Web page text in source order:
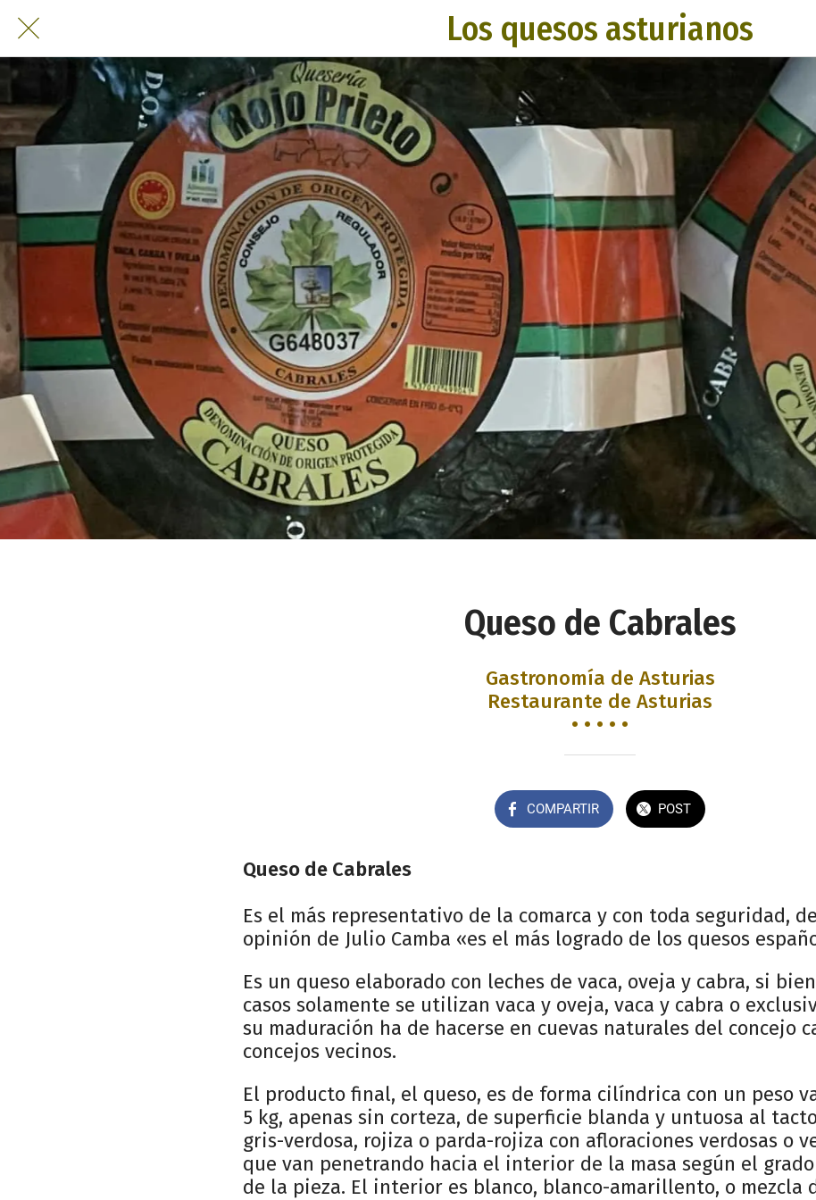
Los quesos asturianos
Queso de Cabrales
Gastronomía de Asturias
Restaurante de Asturias
• • • • •
COMPARTIR POST
Queso de Cabrales
Es el más representativo de la comarca y con toda seguridad,
opinión de Julio Camba «es el más logrado de los quesos
Es un queso elaborado con leches de vaca, oveja y cabra, si
casos solamente se utilizan vaca y oveja, vaca y cabra o
su maduración ha de hacerse en cuevas naturales del concejo
concejos vecinos.
El producto final, el queso, es de forma cilíndrica con un peso
5 kg, apenas sin corteza, de superficie blanda y untuosa al
gris-verdosa, rojiza o parda-rojiza con afloraciones verdosas o
que van penetrando hacia el interior de la masa según el
de la pieza. El interior es blanco, blanco-amarillento, o mezcla